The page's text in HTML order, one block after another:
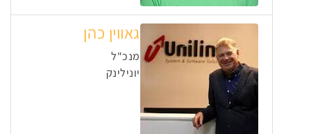
גאווין כהן
מנכ"ל
יונילינק